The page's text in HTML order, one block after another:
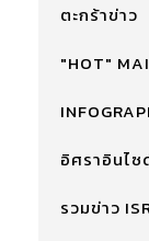
ตะกร้าข่าว
"HOT"
อิศราอินไซ
รวมข่าว